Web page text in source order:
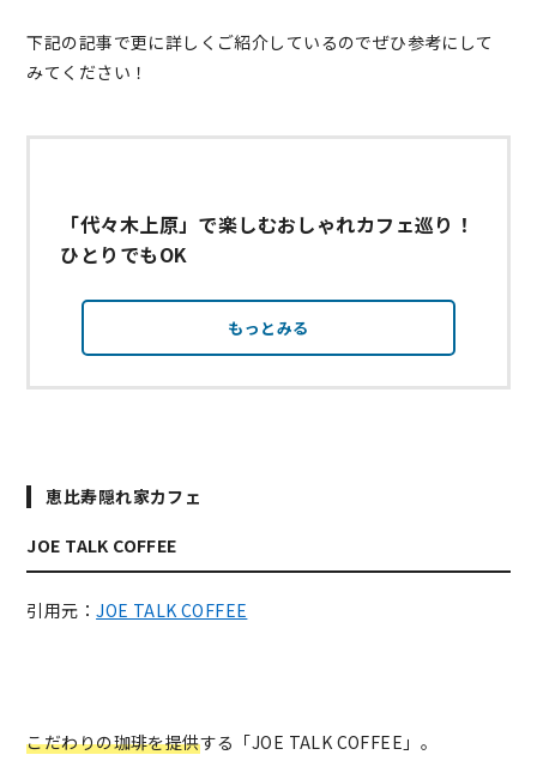
下記の記事で更に詳しくご紹介しているのでぜひ参考にして
みてください！
「代々木上原」で楽しむおしゃれカフェ巡り！
ひとりでもOK
もっとみる
恵比寿隠れ家カフェ
JOE TALK COFFEE
引用元：JOE TALK COFFEE
こだわりの珈琲を提供する「JOE TALK COFFEE」。